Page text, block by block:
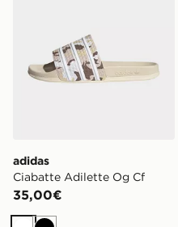
adidas
Ciabatte Adilette Og Cf
35,00€